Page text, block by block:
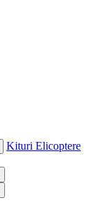
Kituri Elicoptere